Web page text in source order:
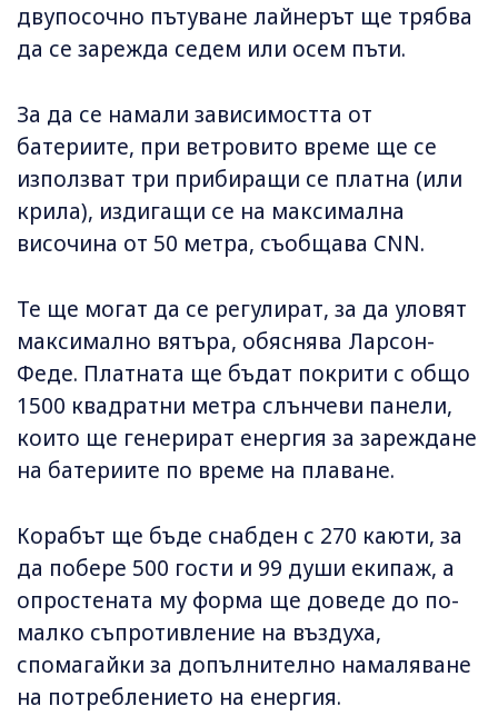
двупосочно пътуване лайнерът ще трябва
да се зарежда седем или осем пъти.
За да се намали зависимостта от
батериите, при ветровито време ще се
използват три прибиращи се платна (или
крила), издигащи се на максимална
височина от 50 метра, съобщава CNN.
Те ще могат да се регулират, за да уловят
максимално вятъра, обяснява Ларсон-
Феде. Платната ще бъдат покрити с общо
1500 квадратни метра слънчеви панели,
които ще генерират енергия за зареждане
на батериите по време на плаване.
Корабът ще бъде снабден с 270 каюти, за
да побере 500 гости и 99 души екипаж, а
опростената му форма ще доведе до по-
малко съпротивление на въздуха,
спомагайки за допълнително намаляване
на потреблението на енергия.